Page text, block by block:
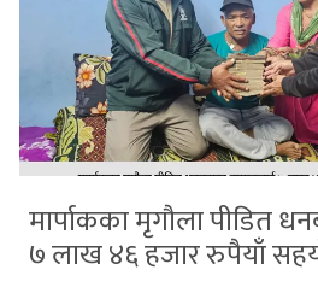
मार्पाकका मृगौला पीडित
७ लाख ४६ हजार रुपैयाँ